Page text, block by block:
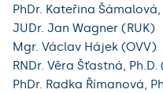
PhDr. Kateřina
JUDr. Jan Wagner (RUK)
Mgr. Václav Hájek (OVV)
RNDr. Věra Šťastná, Ph.D.
PhDr. Radka Římanová,